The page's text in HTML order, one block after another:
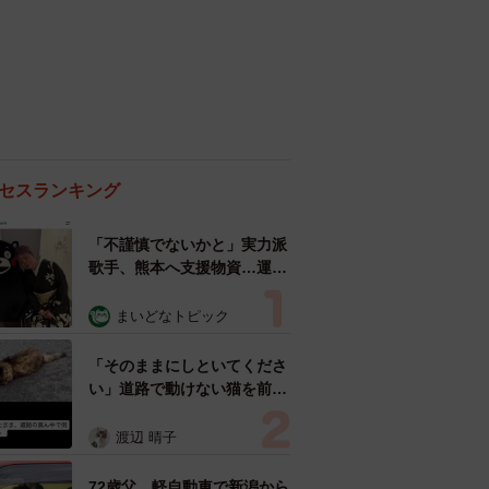
スランキング
「不謹慎でないかと」実力派
歌手、熊本へ支援物資…運搬
めらい 「痛いほど伝わる」
まいどなトピック
「そのままにしといてくださ
い」道路で動けない猫を前に
ようとした4日間 「命の重
表の訴え
渡辺 晴子